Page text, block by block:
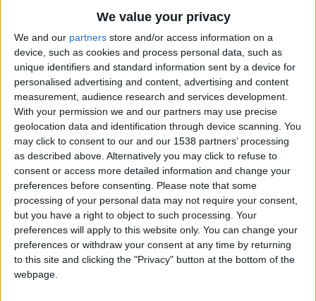
We value your privacy
We and our partners store and/or access information on a
device, such as cookies and process personal data, such as
unique identifiers and standard information sent by a device for
personalised advertising and content, advertising and content
measurement, audience research and services development.
With your permission we and our partners may use precise
geolocation data and identification through device scanning. You
may click to consent to our and our 1538 partners’ processing
as described above. Alternatively you may click to refuse to
consent or access more detailed information and change your
preferences before consenting.
Please note that some
processing of your personal data may not require your consent,
but you have a right to object to such processing. Your
preferences will apply to this website only. You can change your
preferences or withdraw your consent at any time by returning
to this site and clicking the "Privacy" button at the bottom of the
webpage.
L’AS Monaco a été renversée par Strasbourg pour la dernière
journée de Ligue 1. Elle termine à la 7 e place et va devoir
espérer une victoire de Lens en Coupe de France pour aller en
Coupe d’Europe.
L’échec sportif va pousser les dirigeants à prendre des
décisions et lancer de grands chantiers durant l’été.
Avec Damien, Patrice et Rom.